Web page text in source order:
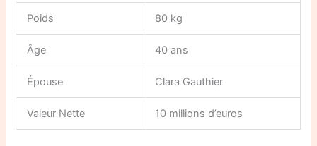
Poids 80 kg
Âge 40 ans
Épouse Clara Gauthier
Valeur Nette 10 millions d’euros